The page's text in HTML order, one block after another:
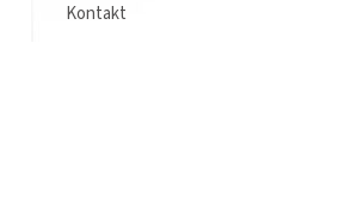
Kontakt